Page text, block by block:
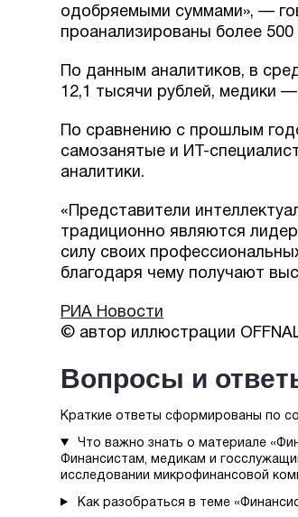
одобряемыми суммами», —
проанализированы более
По данным аналитиков, в
12,1 тысячи рублей, медики
По сравнению с прошлым
самозанятые и ИТ-
аналитики.
«Представители
традиционно являются
силу своих
благодаря чему получают
РИА Новости
© автор иллюстрации
Вопросы и
Краткие ответы сформированы по
Что важно знать о материале
Финансистам, медикам и
исследовании микрофинансовой
Как разобраться в теме